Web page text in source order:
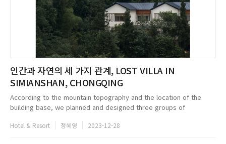
인간과 자연의 세 가지 관계, LOST VILLA IN
SIMIANSHAN, CHONGQING
According to the mountain topography and the location of the
building base, we planned and designed three groups of
mountains), and Yinshan(hid...
Hotel & Resort 정혜영 2023-12-28